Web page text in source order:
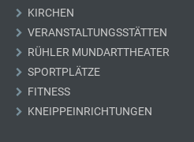
KIRCHEN
VERANSTALTUNGSSTÄTTEN
RÜHLER MUNDARTTHEATER
SPORTPLÄTZE
FITNESS
KNEIPPEINRICHTUNGEN